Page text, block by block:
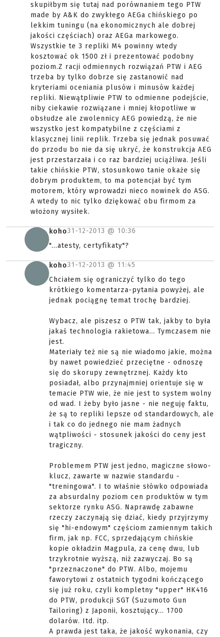
skupiłbym się tutaj nad porównaniem tego PTW
made by A&K do zwykłego AEGa chińskiego po
lekkim tuningu (na ekonomicznych ale dobrej
jakości częściach) oraz AEGa markowego.
Wszystkie te 3 repliki M4 powinny wtedy
kosztować ok 1500 zł i prezentować podobny
poziom.Z racji odmiennych rozwiązań PTW i AEG
trzeba by tylko dobrze się zastanowić nad
kryteriami oceniania plusów i minusów każdej
repliki. Niewątpliwie PTW to odmienne podejście,
niby ciekawie rozwiązane i mniej kłopotliwe w
obsłudze ale zwolennicy AEG powiedzą, że nie
wszystko jest kompatybilne z częściami z
klasycznej linii replik. Trzeba się jednak posuwać
do przodu bo nie da się ukryć, że konstrukcja AEG
jest przestarzała i co raz bardziej uciążliwa. Jeśli
takie chińskie PTW, stosunkowo tanie okaże się
dobrym produktem, to ma potencjał być tym
motorem, który wprowadzi nieco nowinek do ASG.
A wtedy to nic tylko dziękować obu firmom za
włożony wysiłek.
koho31-12-2013 @ 10:36
"...atesty, certyfikaty"?
koho31-12-2013 @ 11:45
Chciałem się ograniczyć tylko do tego
krótkiego komentarza-pytania powyżej, ale
jednak pociągnę temat trochę bardziej.
Wybacz, ale piszesz o PTW tak, jakby to była
jakaś technologia rakietowa... Tymczasem nie
jest.
Materiały też nie są nie wiadomo jakie, można
by nawet powiedzieć przeciętne - odnoszę
się do skorupy zewnętrznej. Każdy kto
posiadał, albo przynajmniej orientuje się w
temacie PTW wie, że nie jest to system wolny
od wad. I żeby było jasne - nie neguję faktu,
że są to repliki lepsze od standardowych, ale
i tak co do jednego nie mam żadnych
wątpliwości - stosunek jakości do ceny jest
tragiczny.
Problemem PTW jest jedno, magiczne słowo-
klucz, zawarte w nazwie standardu -
"treningowa". I to właśnie słówko odpowiada
za absurdalny poziom cen produktów w tym
sektorze rynku ASG. Naprawdę zabawne
rzeczy zaczynają się dziać, kiedy przyjrzymy
się "hi-endowym" częściom zamiennym takich
firm, jak np. FCC, sprzedającym chińskie
kopie okładzin Magpula, za cenę dwu, lub
trzykrotnie wyższą, niż zazwyczaj. Bo są
"przeznaczone" do PTW. Albo, mojemu
faworytowi z ostatnich tygodni kończącego
się już roku, czyli kompletny "upper" HK416
do PTW, produkcji SGT (Suzumoto Gun
Tailoring) z Japonii, kosztujący... 1700
dolarów. Itd. itp.
A prawda jest taka, że jakość wykonania, czy